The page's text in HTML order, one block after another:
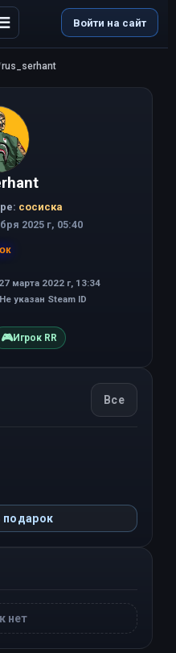
Войти на сайт
rus_serhant
сосиска
2025 г, 05:40
марта 2022 г, 13:34
указан Steam ID
🎮Игрок RR
Все
подарок
нет